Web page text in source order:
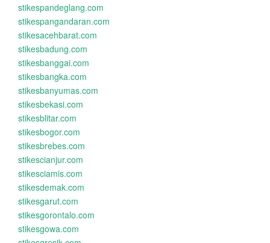
stikespandeglang.com
stikespangandaran.com
stikesacehbarat.com
stikesbadung.com
stikesbanggai.com
stikesbangka.com
stikesbanyumas.com
stikesbekasi.com
stikesblitar.com
stikesbogor.com
stikesbrebes.com
stikescianjur.com
stikesciamis.com
stikesdemak.com
stikesgarut.com
stikesgorontalo.com
stikesgowa.com